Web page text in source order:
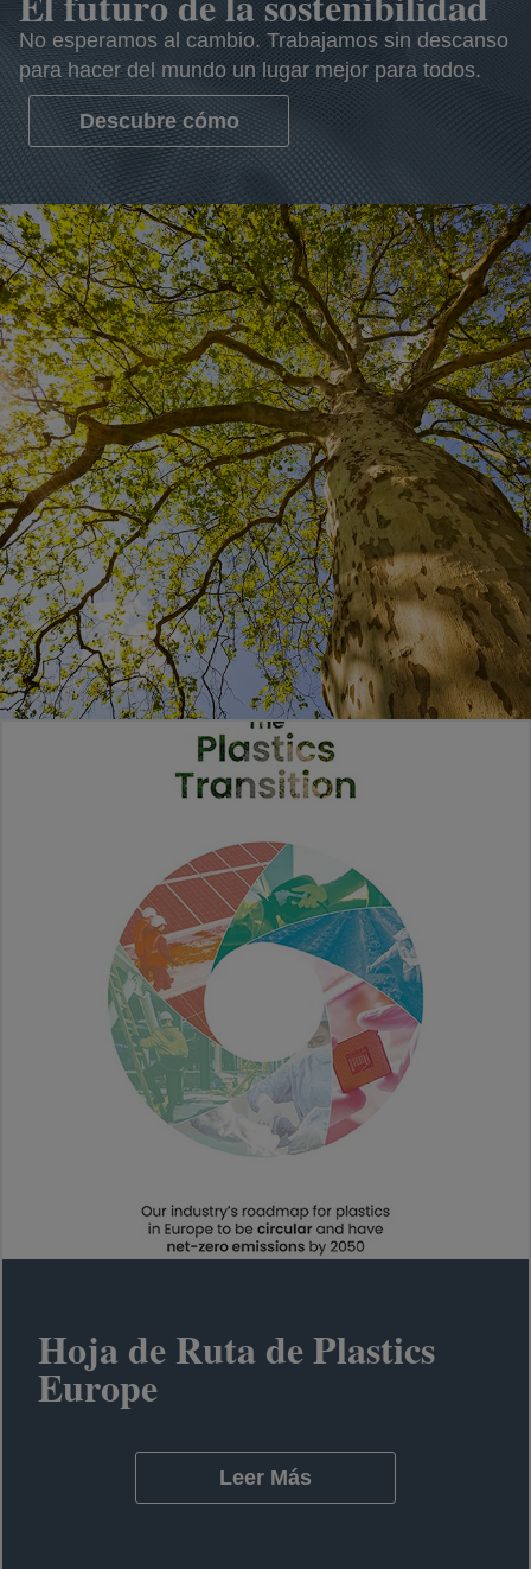
No esperamos al cambio. Trabajamos sin descanso
para hacer del mundo un lugar mejor para todos.
Descubre cómo
Hoja de Ruta de Plastics
Europe
Leer Más